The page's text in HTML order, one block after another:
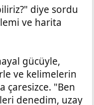
diye sordu
ve harita
gücüyle,
ve kelimelerin
çaresizce. "Ben
denedim, uzay